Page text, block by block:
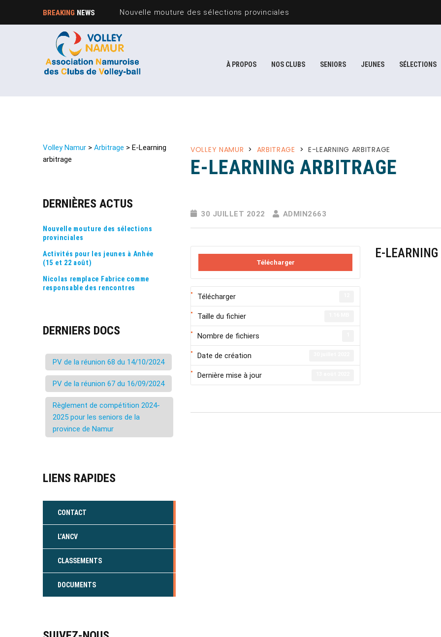
BREAKING NEWS Nouvelle mouture des sélections provinciales
À PROPOS NOS CLUBS SENIORS JEUNES SÉLECTIONS
VOLLEY NAMUR > ARBITRAGE > E-LEARNING ARBITRAGE
E-LEARNING ARBITRAGE
30 JUILLET 2022 ADMIN2663
Télécharger
Télécharger
Taille du fichier
Nombre de fichiers
Date de création
Dernière mise à jour
E-
Volley Namur > Arbitrage > E-Learning
arbitrage
DERNIÈRES ACTUS
Nouvelle mouture des sélections
provinciales
Activités pour les jeunes à Anhée
(15 et 22 août)
Nicolas remplace Fabrice comme
responsable des rencontres
DERNIERS DOCS
PV de la réunion 68 du 14/10/2024
PV de la réunion 67 du 16/09/2024
Règlement de compétition 2024-
2025 pour les seniors de la
province de Namur
LIENS RAPIDES
CONTACT
L’ANCV
CLASSEMENTS
DOCUMENTS